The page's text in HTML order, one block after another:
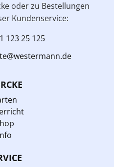
oder zu Bestellungen
Kundenservice:
123 25 125